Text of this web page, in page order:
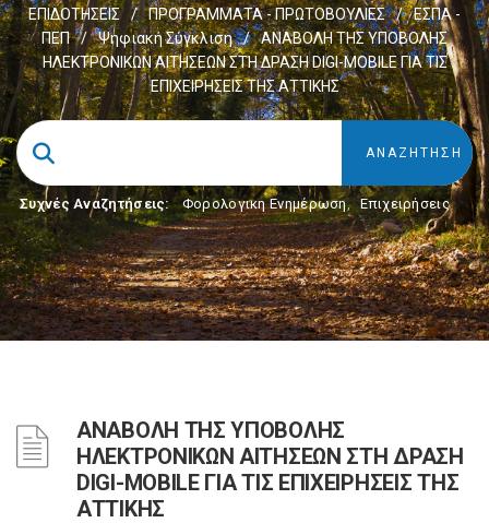
ΕΠΙΔΟΤΗΣΕΙΣ
/ ΠΡΟΓΡΑΜΜΑΤΑ - ΠΡΩΤΟΒΟΥΛΙΕΣ /
ΕΣΠΑ -
ΠΕΠ
/ Ψηφιακή Σύγκλιση /
ΑΝΑΒΟΛΗ ΤΗΣ ΥΠΟΒΟΛΗΣ
ΗΛΕΚΤΡΟΝΙΚΩΝ ΑΙΤΗΣΕΩΝ ΣΤΗ ΔΡΑΣΗ DIGI-MOBILE ΓΙΑ ΤΙΣ
ΕΠΙΧΕΙΡΗΣΕΙΣ ΤΗΣ ΑΤΤΙΚΗΣ
Συχνές Αναζητήσεις: Φορολογικη Ενημέρωση, Επιχειρήσεις
ΑΝΑΒΟΛΗ ΤΗΣ ΥΠΟΒΟΛΗΣ
ΗΛΕΚΤΡΟΝΙΚΩΝ ΑΙΤΗΣΕΩΝ ΣΤΗ ΔΡΑΣΗ
DIGI-MOBILE ΓΙΑ ΤΙΣ ΕΠΙΧΕΙΡΗΣΕΙΣ ΤΗΣ
ΑΤΤΙΚΗΣ